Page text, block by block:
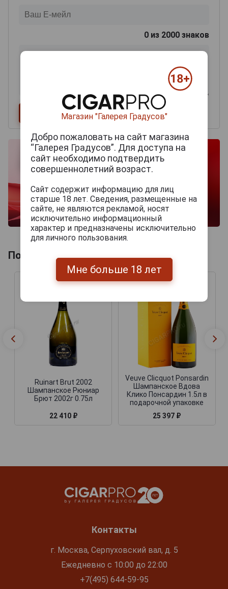
0 из 2000 знаков
Похожие Шампанские
Ruinart Brut 2002
Шампанское Рюниар
Брют 2002г 0.75л
22 410 ₽
Veuve Clicquot Ponsardin
Шампанское Вдова
Клико Понсардин 1.5л в
подарочной упаковке
25 397 ₽
Контакты
г. Москва, Серпуховский вал, д. 5
Ежедневно с 10:00 до 22:00
+7(495) 644-59-95
Магазин "Галерея Градусов"
Добро пожаловать на сайт магазина
“Галерея Градусов”. Для доступа на
сайт необходимо подтвердить
совершеннолетний возраст.
Сайт содержит информацию для лиц
старше 18 лет. Сведения, размещенные на
сайте, не являются рекламой, носят
исключительно информационный
характер и предназначены исключительно
для личного пользования.
Мне больше 18 лет